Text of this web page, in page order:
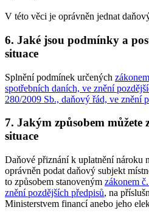
V této věci je oprávněn jednat
6. Jaké jsou podmínky a
situace
Splnění podmínek určených
spotřebních daních, ve znění
280/2009 Sb., daňový řád, ve znění
7. Jakým způsobem můžete
situace
Daňové přiznání k uplatnění nároku
oprávněn podat daňový subjekt
to způsobem stanoveným zákonem
znění pozdějších předpisů, na
Ministerstvem financí anebo jeho